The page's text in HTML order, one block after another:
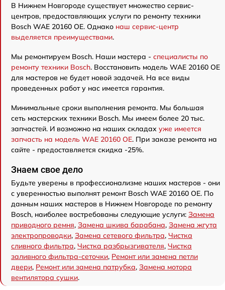
В Нижнем Новгороде существует множество сервис-
центров, предоставляющих услуги по ремонту техники
Bosch WAE 20160 OE. Однако наш сервис-центр
выделяется преимуществами.
Мы ремонтируем Bosch. Наши мастера - специалисты по
ремонту техники Bosch. Восстановить модель WAE 20160 OE
для мастеров не будет новой задачей. На все виды
проведенных работ у нас имеется гарантия.
Минимальные сроки выполнения ремонта. Мы большая
сеть мастерских техники Bosch. Мы имеем более 20 тыс.
запчастей. И возможно на наших складах уже имеется
запчасть на модель WAE 20160 OE. При заказе ремонта на
сайте - предоставляется скидка -25%.
Знаем свое дело
Будьте уверены в профессионализме наших мастеров - они
с уверенностью выполнят ремонт Bosch WAE 20160 OE. По
данным наших мастеров в Нижнем Новгороде по ремонту
Bosch, наиболее востребованы следующие услуги: Замена
приводного ремня, Замена шкива барабана, Замена жгута
электропроводки, Замена сетевого фильтра, Чистка
сливного фильтра, Чистка разбрызгивателя, Чистка
заливного фильтра-сеточки, Ремонт или замена петли
двери, Ремонт или замена патрубка, Замена мотора
вентилятора сушки.